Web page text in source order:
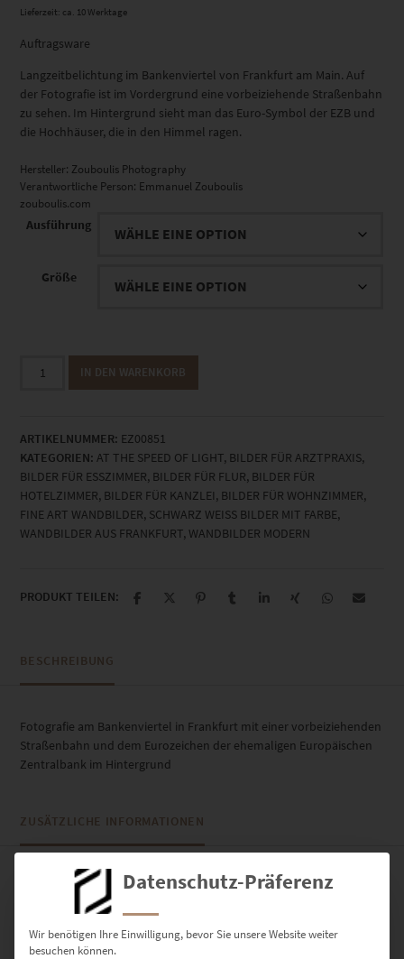
Lieferzeit: ca. 10 Werktage
Auftragsware
Langzeitbelichtung im Bankenviertel von Frankfurt am Main. Auf
der Fotografie ist im Vordergrund eine vorbeiziehende Straßenbahn
zu sehen. Im Hintergrund sieht man das Euro-Symbol der EZB und
die Hochhäuser, die in den Himmel ragen.
Hersteller: Zouboulis Photography
Verantwortliche Person: Emmanuel Zouboulis
zouboulis.com
Ausführung
Größe
Time
Menge
IN DEN WARENKORB
ARTIKELNUMMER: EZ00851
KATEGORIEN: AT THE SPEED OF LIGHT, BILDER FÜR ARZTPRAXIS,
BILDER FÜR ESSZIMMER, BILDER FÜR FLUR, BILDER FÜR
HOTELZIMMER, BILDER FÜR KANZLEI, BILDER FÜR WOHNZIMMER,
FINE ART WANDBILDER, SCHWARZ WEISS BILDER MIT FARBE ,
WANDBILDER AUS FRANKFURT, WANDBILDER MODERN
PRODUKT TEILEN:
BESCHREIBUNG
Fotografie am Bankenviertel in Frankfurt mit einer vorbeiziehenden
Straßenbahn und dem Eurozeichen der ehemaligen Europäischen
Zentralbank im Hintergrund
ZUSÄTZLICHE INFORMATIONEN
PRODUKT BESONDERHEITEN
Poster, Leinwand auf Keilrahmen, Acrylglas
Datenschutz-Präferenz
Wir benötigen Ihre Einwilligung, bevor Sie unsere Website weiter
besuchen können.